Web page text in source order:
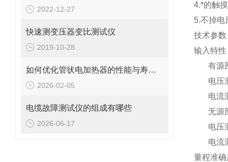
2022-12-27
快速测变压器变比测试仪
2019-10-28
如何优化管状电加热器的性能与寿命？
2026-02-05
电缆故障测试仪的组成有哪些
2026-06-17
4.*的触
5.不掉电
技术参数
输入特性
有源
电压测
电流测
无源
电压测
电流测
量程准确